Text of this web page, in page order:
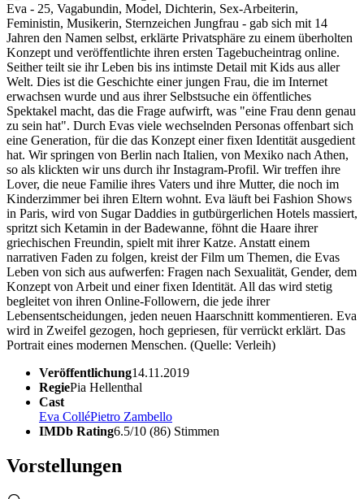
Eva - 25, Vagabundin, Model, Dichterin, Sex-Arbeiterin,
Feministin, Musikerin, Sternzeichen Jungfrau - gab sich mit 14
Jahren den Namen selbst, erklärte Privatsphäre zu einem überholten
Konzept und veröffentlichte ihren ersten Tagebucheintrag online.
Seither teilt sie ihr Leben bis ins intimste Detail mit Kids aus aller
Welt. Dies ist die Geschichte einer jungen Frau, die im Internet
erwachsen wurde und aus ihrer Selbstsuche ein öffentliches
Spektakel macht, das die Frage aufwirft, was "eine Frau denn genau
zu sein hat". Durch Evas viele wechselnden Personas offenbart sich
eine Generation, für die das Konzept einer fixen Identität ausgedient
hat. Wir springen von Berlin nach Italien, von Mexiko nach Athen,
so als klickten wir uns durch ihr Instagram-Profil. Wir treffen ihre
Lover, die neue Familie ihres Vaters und ihre Mutter, die noch im
Kinderzimmer bei ihren Eltern wohnt. Eva läuft bei Fashion Shows
in Paris, wird von Sugar Daddies in gutbürgerlichen Hotels massiert,
spritzt sich Ketamin in der Badewanne, föhnt die Haare ihrer
griechischen Freundin, spielt mit ihrer Katze. Anstatt einem
narrativen Faden zu folgen, kreist der Film um Themen, die Evas
Leben von sich aus aufwerfen: Fragen nach Sexualität, Gender, dem
Konzept von Arbeit und einer fixen Identität. All das wird stetig
begleitet von ihren Online-Followern, die jede ihrer
Lebensentscheidungen, jeden neuen Haarschnitt kommentieren. Eva
wird in Zweifel gezogen, hoch gepriesen, für verrückt erklärt. Das
Portrait eines modernen Menschen. (Quelle: Verleih)
Veröffentlichung14.11.2019
RegiePia Hellenthal
Cast
Eva ColléPietro Zambello
IMDb Rating6.5/10 (86) Stimmen
Vorstellungen